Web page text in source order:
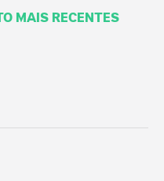
MAIS RECENTES